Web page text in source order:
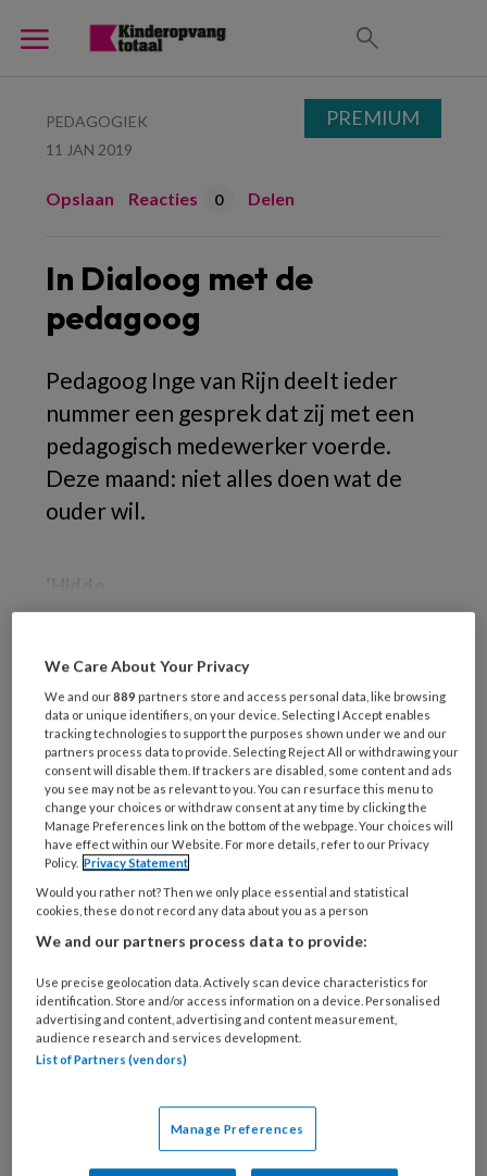
PEDAGOGIEK
11 JAN 2019
Opslaan Reacties 0 Delen
In Dialoog met de
pedagoog
Pedagoog Inge van Rijn deelt ieder
nummer een gesprek dat zij met een
pedagogisch medewerker voerde.
Deze maand: niet alles doen wat de
ouder wil.
REGISTREREN
Wil je dit artikel lezen?
Maak gratis een account aan en lees 2
artikelen gratis per maand
Al een account of abonnement?
Wat
je
e-
mailadres?
* *
Kies
je
wachtwoord*
PREMIUM
We Care About Your Privacy
We and our889 partners store and access personal data, like browsing
data or unique identifiers, on your device. Selecting I Accept enables
tracking technologies to support the purposes shown under we and our
partners process data to provide. Selecting Reject All or withdrawing your
consent will disable them. If trackers are disabled, some content and ads
you see may not be as relevant to you. You can resurface this menu to
change your choices or withdraw consent at any time by clicking the
Manage Preferences link on the bottom of the webpage. Your choices will
have effect within our Website. For more details, refer to our Privacy
Policy. Privacy Statement
Would you rather not? Then we only place essential and statistical
cookies, these do not record any data about you as a person
We and our partners process data to provide:
Use precise geolocation data. Actively scan device characteristics for
identification. Store and/or access information on a device. Personalised
advertising and content, advertising and content measurement,
audience research and services development.
List of Partners (vendors)
Manage Preferences